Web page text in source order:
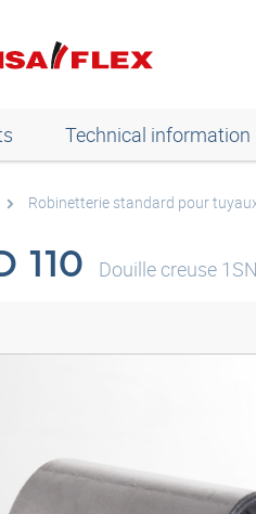
Technical information
Robinetterie standard pour
110 Douille creuse